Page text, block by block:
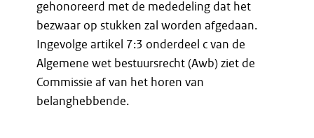
gehonoreerd met de mededeling dat het
bezwaar op stukken zal worden afgedaan.
Ingevolge artikel 7:3 onderdeel c van de
Algemene wet bestuursrecht (Awb) ziet de
Commissie af van het horen van
belanghebbende.